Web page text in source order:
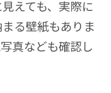
えても、実際に
る壁紙もありま
真なども確認し